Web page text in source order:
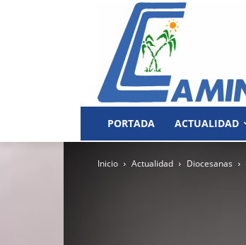
PORTADA ACTUALIDAD
Inicio Actualidad Diocesanas